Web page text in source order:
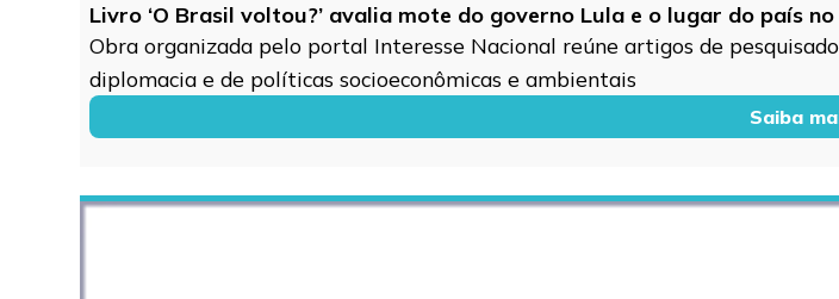
Livro ‘O Brasil voltou?’ avalia mote do governo Lula e o lugar do país
Obra organizada pelo portal Interesse Nacional reúne artigos de
diplomacia e de políticas socioeconômicas e ambientais
Saiba